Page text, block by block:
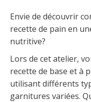
Envie de découvrir
recette de pain en
nutritive?
Lors de cet atelier,
recette de base et à
utilisant différents
garnitures variées.